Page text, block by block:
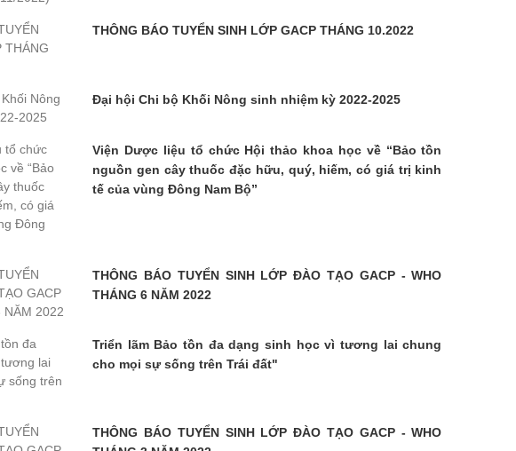
THÔNG BÁO TUYỂN SINH LỚP GACP THÁNG 10.2022
Đại hội Chi bộ Khối Nông sinh nhiệm kỳ 2022-2025
Viện Dược liệu tổ chức Hội thảo khoa học về “Bảo tồn
nguồn gen cây thuốc đặc hữu, quý, hiếm, có giá trị kinh
tế của vùng Đông Nam Bộ”
THÔNG BÁO TUYỂN SINH LỚP ĐÀO TẠO GACP - WHO
THÁNG 6 NĂM 2022
Triển lãm Bảo tồn đa dạng sinh học vì tương lai chung
cho mọi sự sống trên Trái đất"
THÔNG BÁO TUYỂN SINH LỚP ĐÀO TẠO GACP - WHO